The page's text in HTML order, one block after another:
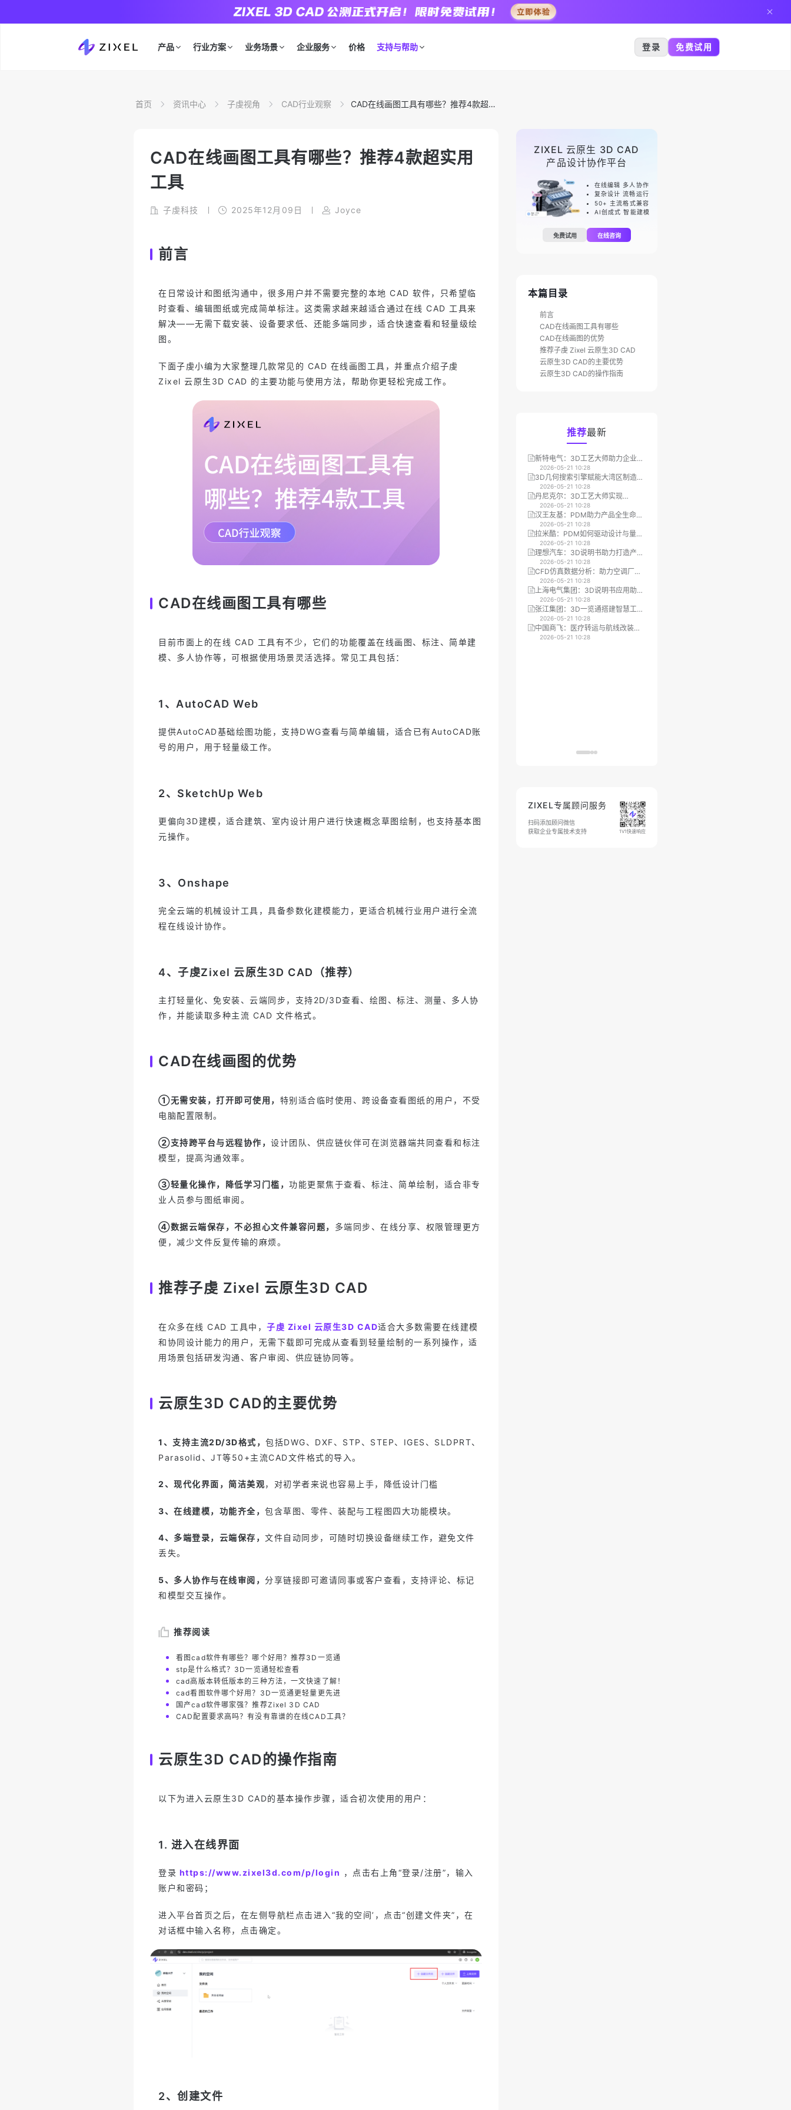
产品 行业方案 业务场景 企业服务 价格 支持与帮助 登录 免费试用
首页 资讯中心 子虔视角 CAD行业观察
CAD在线画图工具有哪些？推荐4款超实
CAD在线画图工具有哪些？推荐4款超实用
工具
子虔科技 2025年12月09日 Joyce
前言
在日常设计和图纸沟通中，很多用户并不需要完整的本地 CAD 软件，只希望临
时查看、编辑图纸或完成简单标注。这类需求越来越适合通过在线 CAD 工具来
解决——无需下载安装、设备要求低、还能多端同步，适合快速查看和轻量级绘
图。
下面子虔小编为大家整理几款常见的 CAD 在线画图工具，并重点介绍子虔
Zixel 云原生3D CAD 的主要功能与使用方法，帮助你更轻松完成工作。
CAD在线画图工具有哪些
目前市面上的在线 CAD 工具有不少，它们的功能覆盖在线画图、标注、简单建
模、多人协作等，可根据使用场景灵活选择。常见工具包括：
1、AutoCAD Web
提供AutoCAD基础绘图功能，支持DWG查看与简单编辑，适合已有AutoCAD账
号的用户，用于轻量级工作。
2、SketchUp Web
更偏向3D建模，适合建筑、室内设计用户进行快速概念草图绘制，也支持基本图
元操作。
3、Onshape
完全云端的机械设计工具，具备参数化建模能力，更适合机械行业用户进行全流
程在线设计协作。
4、子虔Zixel 云原生3D CAD（推荐）
主打轻量化、免安装、云端同步，支持2D/3D查看、绘图、标注、测量、多人协
作，并能读取多种主流 CAD 文件格式。
CAD在线画图的优势
①无需安装，打开即可使用， 特别适合临时使用、跨设备查看图纸的用户，不受
电脑配置限制。
②支持跨平台与远程协作， 设计团队、供应链伙伴可在浏览器端共同查看和标注
模型，提高沟通效率。
③轻量化操作，降低学习门槛， 功能更聚焦于查看、标注、简单绘制，适合非专
业人员参与图纸审阅。
④数据云端保存，不必担心文件兼容问题， 多端同步、在线分享、权限管理更方
便，减少文件反复传输的麻烦。
推荐子虔 Zixel 云原生3D CAD
在众多在线 CAD 工具中， 子虔 Zixel 云原生3D CAD适合大多数需要在线建模
和协同设计能力的用户，无需下载即可完成从查看到轻量绘制的一系列操作，适
用场景包括研发沟通、客户审阅、供应链协同等。
云原生3D CAD的主要优势
1、支持主流2D/3D格式， 包括DWG、DXF、STP、STEP、IGES、SLDPRT、
Parasolid、JT等50+主流CAD文件格式的导入。
2、现代化界面，简洁美观，对初学者来说也容易上手，降低设计门槛
3、在线建模，功能齐全， 包含草图、零件、装配与工程图四大功能模块。
4、多端登录，云端保存， 文件自动同步，可随时切换设备继续工作，避免文件
丢失。
5、多人协作与在线审阅， 分享链接即可邀请同事或客户查看，支持评论、标记
和模型交互操作。
推荐阅读
看图cad软件有哪些？哪个好用？推荐3D一览通
stp是什么格式？3D一览通轻松查看
cad高版本转低版本的三种方法，一文快速了解！
cad看图软件哪个好用？3D一览通更轻量更先进
国产cad软件哪家强？推荐Zixel 3D CAD
CAD配置要求高吗？有没有靠谱的在线CAD工具？
云原生3D CAD的操作指南
以下为进入云原生3D CAD的基本操作步骤，适合初次使用的用户：
1. 进入在线界面
登录 https://www.zixel3d.com/p/login ，点击右上角“登录/注册”，输入
账户和密码；
进入平台首页之后，在左侧导航栏点击进入“我的空间’，点击“创建文件夹”，在
对话框中输入名称，点击确定。
2、创建文件
ZIXEL 云原生 3D CAD
产品设计协作平台
在线编辑 多人协作
复杂设计 流畅运行
50+ 主流格式兼容
AI创成式 智能建模
免费试用 在线咨询
本篇目录
前言
CAD在线画图工具有哪些
CAD在线画图的优势
推荐子虔 Zixel 云原生3D CAD
云原生3D CAD的主要优势
云原生3D CAD的操作指南
推荐最新
新特电气：3D工艺大师助力企业数
字化转型
2026-05-21 10:28
3D几何搜索引擎赋能大湾区制造
业，重塑3D模型重用与管理效率
2026-05-21 10:28
丹尼克尔：3D工艺大师实现
MBOM/SOP编辑效率大幅提升
2026-05-21 10:28
汉王友基：PDM助力产品全生命周
期项目管理
2026-05-21 10:28
拉米酷：PDM如何驱动设计与量产
环节的变更协同提效
2026-05-21 10:28
理想汽车：3D说明书助力打造产品
配置器，加速生产进程
2026-05-21 10:28
CFD仿真数据分析：助力空调厂商
提升设计与市场沟通效率
2026-05-21 10:28
上海电气集团：3D说明书应用助力
工厂设备状态监测
2026-05-21 10:28
张江集团：3D一览通搭建智慧工地
平台，助力智能建造与设计协同
2026-05-21 10:28
中国商飞：医疗转运与航线改装仿
真平台提升培训与设计效率
2026-05-21 10:28
能CAD如何驱动下一代创新
2025-05-30 15:04
域数字化产品和解决方案推荐目录
2024-10-16 11:06
ZIXEL专属顾问服务
扫码添加顾问微信
获取企业专属技术支持
1V1快速响应